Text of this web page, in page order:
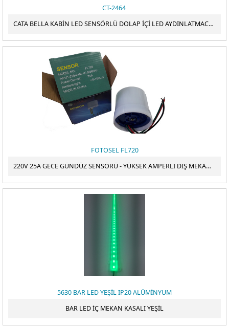
CT-2464
CATA BELLA KABİN LED SENSÖRLÜ DOLAP İÇİ LED AYDINLATMACT-2464
FOTOSEL FL720
220V 25A GECE GÜNDÜZ SENSÖRÜ - YÜKSEK AMPERLI DIŞ MEKAN FOTOSEL ANAHTAR
5630 BAR LED YEŞİL IP20 ALÜMİNYUM
BAR LED İÇ MEKAN KASALI YEŞİL